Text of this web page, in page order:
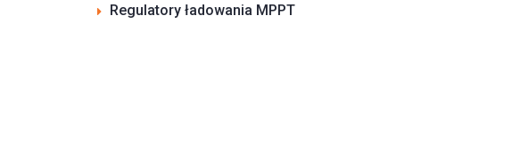
Regulatory ładowania MPPT